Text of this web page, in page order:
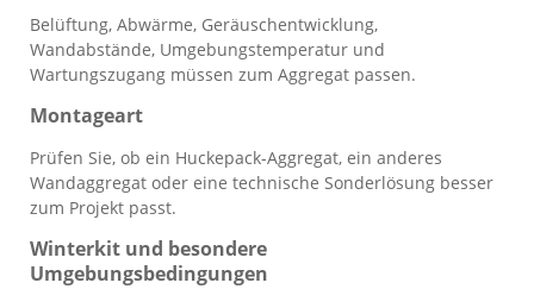
Belüftung, Abwärme, Geräuschentwicklung,
Wandabstände, Umgebungstemperatur und
Wartungszugang müssen zum Aggregat passen.
Montageart
Prüfen Sie, ob ein Huckepack-Aggregat, ein anderes
Wandaggregat oder eine technische Sonderlösung besser
zum Projekt passt.
Winterkit und besondere
Umgebungsbedingungen